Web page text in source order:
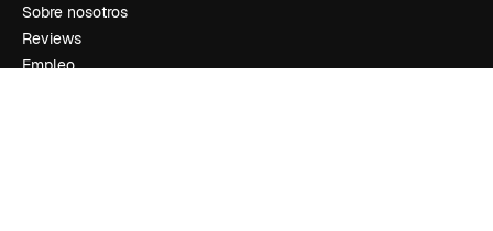
Sobre nosotros
Reviews
Empleo